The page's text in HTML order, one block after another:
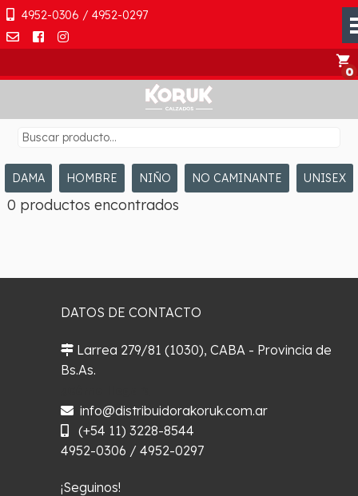
4952-0306 / 4952-0297
shopping_cart
DAMA HOMBRE NIÑO NO CAMINANTE UNISEX
0 productos encontrados
DATOS DE CONTACTO
Larrea 279/81 (1030), CABA - Provincia de
Bs.As.
info@distribuidorakoruk.com.ar
(+54 11) 3228-8544
4952-0306 / 4952-0297
¡Seguinos!